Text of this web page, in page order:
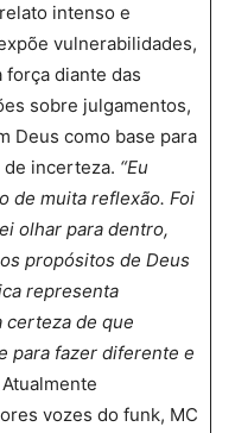
intenso e
vulnerabilidades,
diante das
sobre julgamentos,
Deus como base para
incerteza. “Eu
de muita reflexão. Foi
olhar para dentro,
propósitos de Deus
representa
certeza de que
para fazer diferente e
vozes do funk, MC